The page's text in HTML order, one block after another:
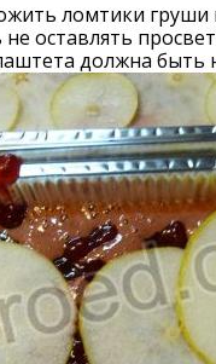
ломтики
оставлять
должна быть